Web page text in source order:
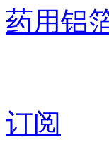
药用铝
订阅